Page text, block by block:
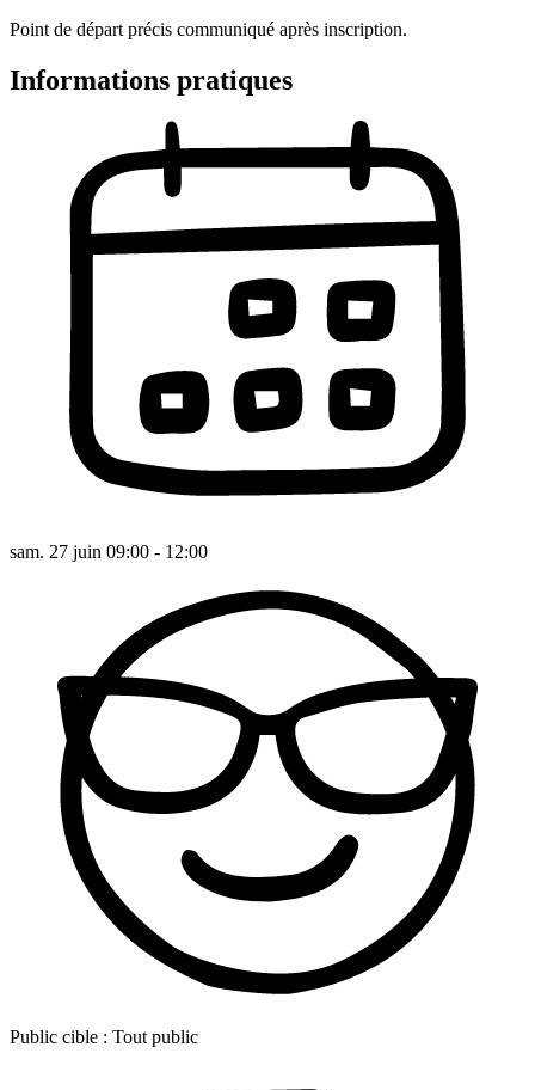
Point de départ précis communiqué après inscription.
Informations pratiques
sam. 27 juin 09:00 - 12:00
Public cible : Tout public